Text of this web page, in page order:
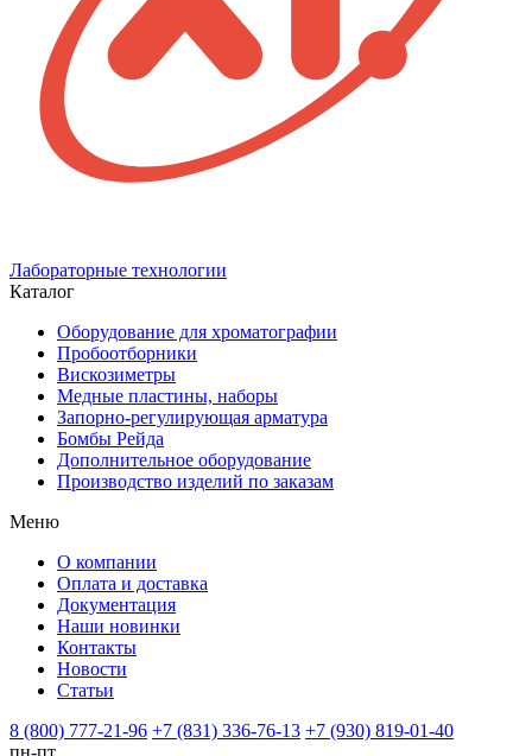
Лабораторные технологии
Каталог
Оборудование для хроматографии
Пробоотборники
Вискозиметры
Медные пластины, наборы
Запорно-регулирующая арматура
Бомбы Рейда
Дополнительное оборудование
Производство изделий по заказам
Меню
О компании
Оплата и доставка
Документация
Наши новинки
Контакты
Новости
Статьи
8 (800) 777-21-96 +7 (831) 336-76-13 +7 (930) 819-01-40
пн-пт